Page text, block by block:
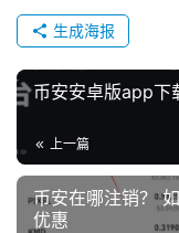
生成海报
币安安卓版app下
上一篇
币安在哪注销？
优惠